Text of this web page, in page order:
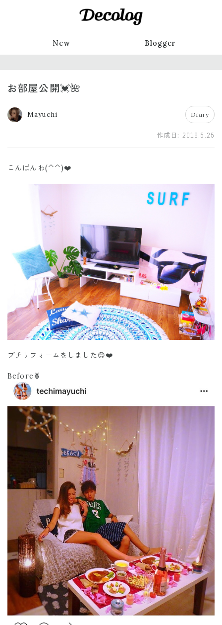
New Blogger
お部屋公開💓🌺
Mayuchi Diary
作成日: 2016.5.25
こんばんわ(^^)❤️
プチリフォームをしました😊❤️
Before🍍